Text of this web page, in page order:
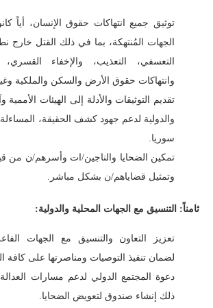
توثيق جميع انتهاكات حقوق الإنسان، أياً
الجهات المُنتهكة، بما في ذلك القتل خارج
التعسفي، التعذيب، والإخفاء
وانتهاكات حقوق الأرض والسكن والملكية
تقديم التوثيقات والأدلة إلى الهيئات الأممية
والدولية لدعم جهود كشف الحقيقة،
سوريا.
تمكين الضحايا والناجين/ات وأسرهم/ن من
وتمثيل قضاياهم/ن بشكل مباشر.
ثامناً: التنسيق مع الجهات المحلية والدولية:
تعزيز التعاون والتنسيق مع الجهات
لضمان تنفيذ التوصيات ومناصرتها على كافة
دعوة المجتمع الدولي لدعم مسارات
ذلك إنشاء صندوق لتعويض الضحايا.